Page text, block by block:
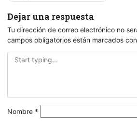
Dejar una respuesta
Tu dirección de correo electrónico no
campos obligatorios están marcados con
Nombre *